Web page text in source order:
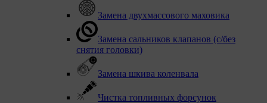
Замена двухмассового маховика
Замена сальников клапанов (с/без
снятия головки)
Замена шкива коленвала
Чистка топливных форсунок